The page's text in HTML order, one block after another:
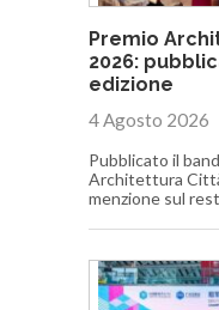
Premio
2026:
edizione
4 Agosto 2026
Pubblicato il
Architettura
menzione sul